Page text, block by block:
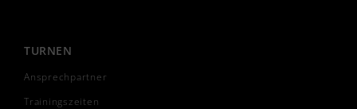
TURNEN
Ansprechpartner
Trainingszeiten